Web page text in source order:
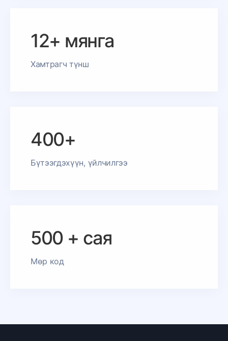
12+ мянга
Хамтрагч түнш
400+
Бүтээгдэхүүн, үйлчилгээ
500 + сая
Мөр код